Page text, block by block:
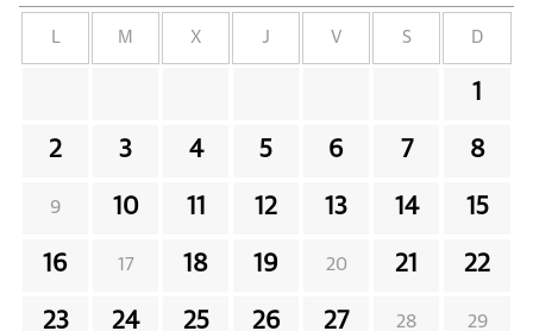
M X J V S D
1
2 3 4 5 6 7 8
9 10 11 12 13 14 15
16 17 18 19 20 21 22
23 24 25 26 27 28 29